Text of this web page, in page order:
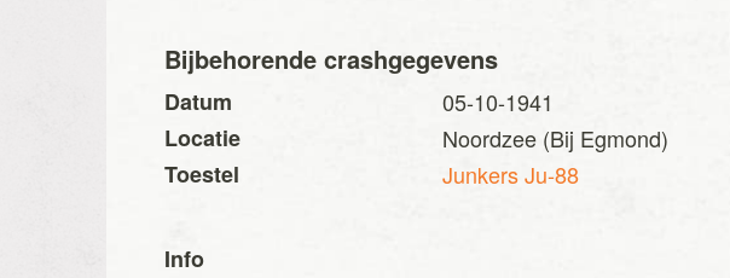
Bijbehorende crashgegevens
Datum
05-10-1941
Locatie
Noordzee (Bij Egmond)
Toestel
Junkers Ju-88
Info